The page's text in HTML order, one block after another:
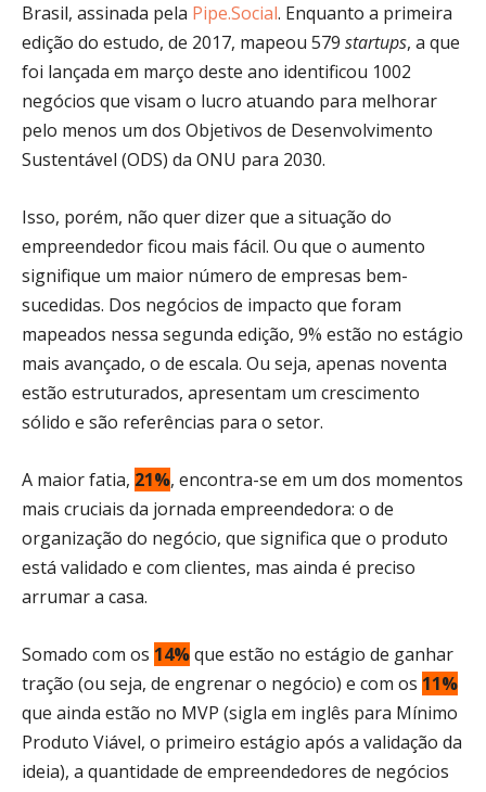
Brasil, assinada pela Pipe.Social. Enquanto a primeira
edição do estudo, de 2017, mapeou 579 startups, a que
foi lançada em março deste ano identificou 1002
negócios que visam o lucro atuando para melhorar
pelo menos um dos Objetivos de Desenvolvimento
Sustentável (ODS) da ONU para 2030.
Isso, porém, não quer dizer que a situação do
empreendedor ficou mais fácil. Ou que o aumento
signifique um maior número de empresas bem-
sucedidas. Dos negócios de impacto que foram
mapeados nessa segunda edição, 9% estão no estágio
mais avançado, o de escala. Ou seja, apenas noventa
estão estruturados, apresentam um crescimento
sólido e são referências para o setor.
A maior fatia, 21%, encontra-se em um dos momentos
mais cruciais da jornada empreendedora: o de
organização do negócio, que significa que o produto
está validado e com clientes, mas ainda é preciso
arrumar a casa.
Somado com os 14%que estão no estágio de ganhar
tração (ou seja, de engrenar o negócio) e com os 11%
que ainda estão no MVP (sigla em inglês para Mínimo
Produto Viável, o primeiro estágio após a validação da
ideia), a quantidade de empreendedores de negócios